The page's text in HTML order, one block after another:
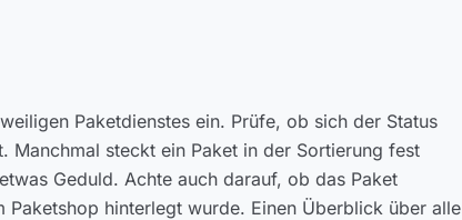
Paketdienstes ein. Prüfe, ob sich der Status
Manchmal steckt ein Paket in der Sortierung fest
Geduld. Achte auch darauf, ob das Paket
hinterlegt wurde. Einen Überblick über alle